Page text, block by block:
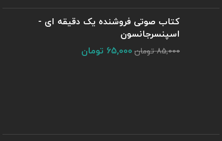
کتاب صوتی فروشنده یک دقیقه ای -
اسپنسرجانسون
85,000 تومان 65,000 تومان